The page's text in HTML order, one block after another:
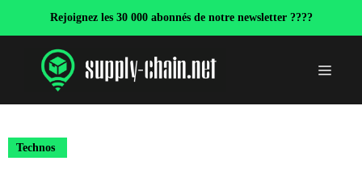
Rejoignez les 30 000 abonnés de notre newsletter ????
Menu
Technos